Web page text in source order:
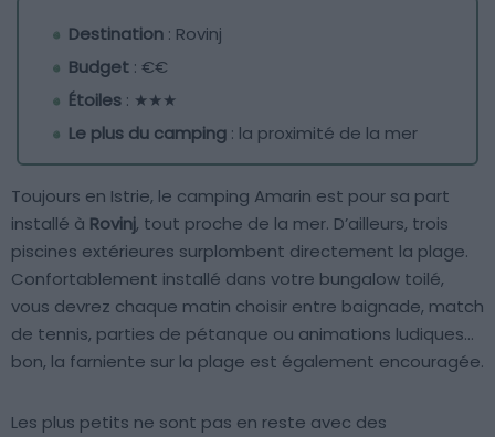
Destination : Rovinj
Budget : €€
Étoiles : ★★★
Le plus du camping : la proximité de la mer
Toujours en Istrie, le camping Amarin est pour sa part
installé à Rovinj, tout proche de la mer. D’ailleurs, trois
piscines extérieures surplombent directement la plage.
Confortablement installé dans votre bungalow toilé,
vous devrez chaque matin choisir entre baignade, match
de tennis, parties de pétanque ou animations ludiques…
bon, la farniente sur la plage est également encouragée.
Les plus petits ne sont pas en reste avec des